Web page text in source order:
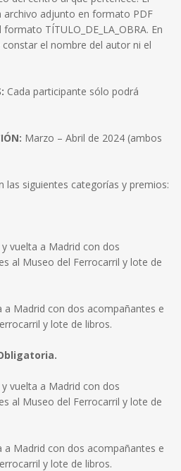
archivo adjunto en formato PDF
TÍTULO_DE_LA_OBRA. En
el nombre del autor ni el
Cada participante sólo podrá
Marzo – Abril de 2024 (ambos
las siguientes categorías y premios:
vuelta a Madrid con dos
al Museo del Ferrocarril y lote de
a Madrid con dos acompañantes e
y lote de libros.
vuelta a Madrid con dos
al Museo del Ferrocarril y lote de
a Madrid con dos acompañantes e
y lote de libros.